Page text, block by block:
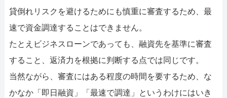
貸倒れリスクを避けるためにも慎重に審査するため、最
速で資金調達することはできません。
たとえビジネスローンであっても、融資先を基準に審査
すること、返済力を根拠に判断する点では同じです。
当然ながら、審査にはある程度の時間を要するため、な
かなか「即日融資」「最速で調達」というわけにはいき